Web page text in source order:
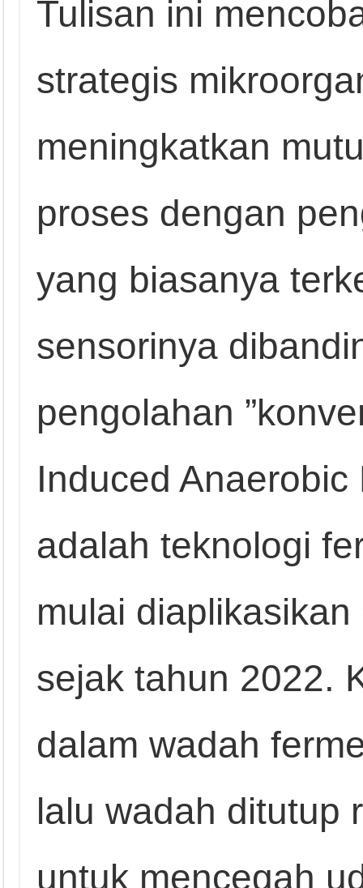
Tulisan ini
strategis
meningkatkan
proses dengan
yang biasanya
sensorinya
pengolahan
Induced
adalah teknologi
mulai
sejak tahun 2022.
dalam wadah
lalu wadah ditutup
untuk mencegah